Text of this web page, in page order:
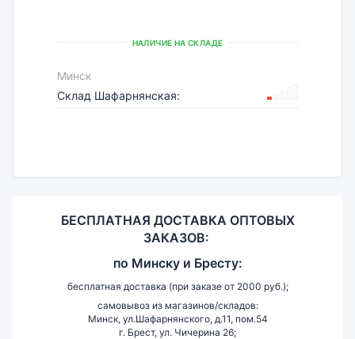
НАЛИЧИЕ НА СКЛАДЕ
Минск
Склад Шафарнянская:
БЕСПЛАТНАЯ ДОСТАВКА ОПТОВЫХ
ЗАКАЗОВ:
по Минску и Бресту:
бесплатная доставка (при заказе от 2000 руб.);
самовывоз из магазинов/складов:
Минск, ул.Шафарнянского, д.11, пом.54
г. Брест, ул. Чичерина 26;